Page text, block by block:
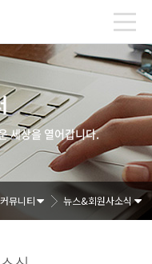
세상을 열어갑니다.
커뮤니티 뉴스&회원사소식